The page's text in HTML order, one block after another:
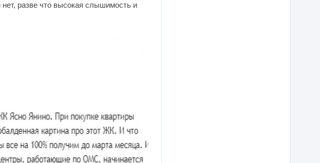
нет, разве что высокая слышимость и